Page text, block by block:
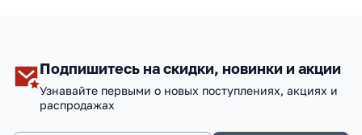
Подпишитесь на скидки, новинки и акции
Узнавайте первыми о новых поступлениях, акциях и
распродажах